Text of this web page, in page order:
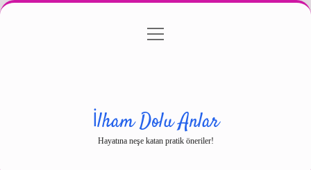
Gizlilik Politikası
menüyü
İlham Dolu Anlar
Hayatına neşe katan pratik öneriler!